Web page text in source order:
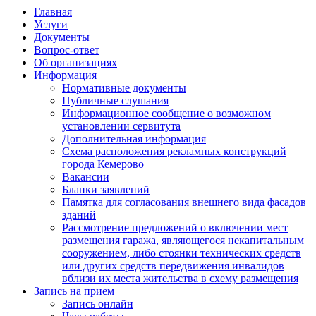
Главная
Услуги
Документы
Вопрос-ответ
Об организациях
Информация
Нормативные документы
Публичные слушания
Информационное сообщение о возможном
установлении сервитута
Дополнительная информация
Схема расположения рекламных конструкций
города Кемерово
Вакансии
Бланки заявлений
Памятка для согласования внешнего вида фасадов
зданий
Рассмотрение предложений о включении мест
размещения гаража, являющегося некапитальным
сооружением, либо стоянки технических средств
или других средств передвижения инвалидов
вблизи их места жительства в схему размещения
Запись на прием
Запись онлайн